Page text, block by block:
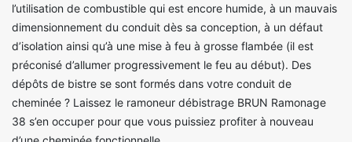
l’utilisation de combustible qui est encore humide, à un mauvais
dimensionnement du conduit dès sa conception, à un défaut
d’isolation ainsi qu’à une mise à feu à grosse flambée (il est
préconisé d’allumer progressivement le feu au début). Des
dépôts de bistre se sont formés dans votre conduit de
cheminée ? Laissez le ramoneur débistrage BRUN Ramonage
38 s’en occuper pour que vous puissiez profiter à nouveau